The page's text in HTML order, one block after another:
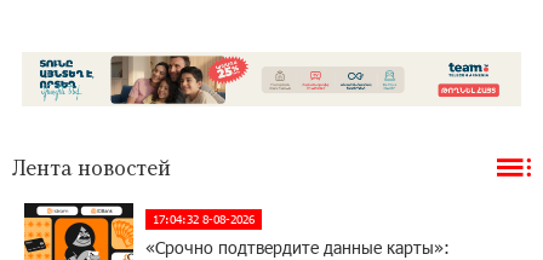
Лента новостей
17:04:32 8-08-2026
«Срочно подтвердите данные карты»: